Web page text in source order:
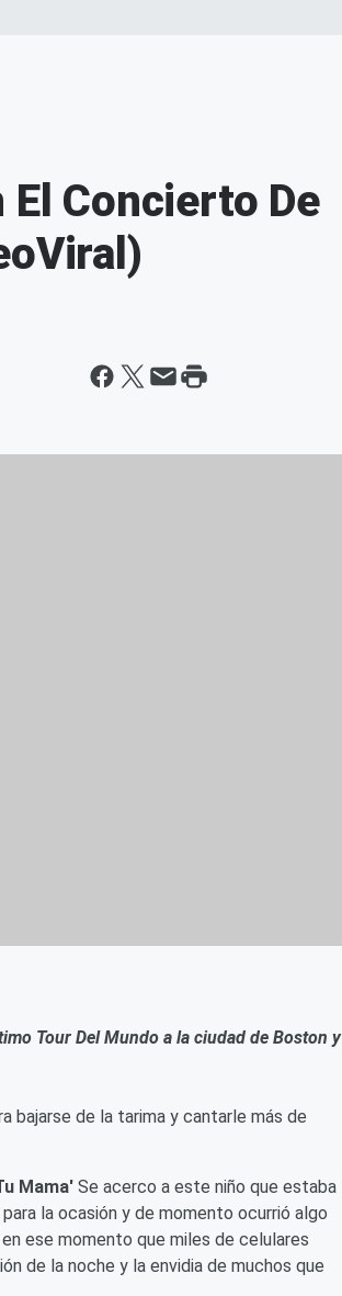
Concierto De
Tour Del Mundo a la ciudad de Boston y
bajarse de la tarima y cantarle más de
Mama' Se acerco a este niño que estaba
la ocasión y de momento ocurrió algo
ese momento que miles de celulares
de la noche y la envidia de muchos que